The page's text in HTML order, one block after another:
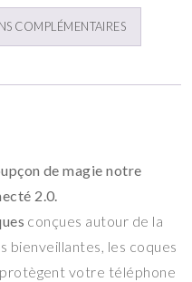
COMPLÉMENTAIRES
de magie notre
2.0.
conçues autour de la
bienveillantes, les coques
votre téléphone